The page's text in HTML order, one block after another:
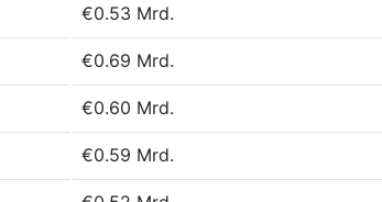
€0.53 Mrd.
€0.69 Mrd.
€0.60 Mrd.
€0.59 Mrd.